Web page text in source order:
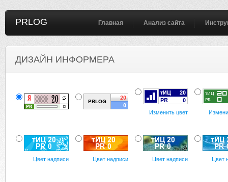
PRLOG Главная Анализ сайта
ДИЗАЙН ИНФОРМЕРА
Изменить цвет
Цвет надписи Цвет надписи Цвет надписи Цвет